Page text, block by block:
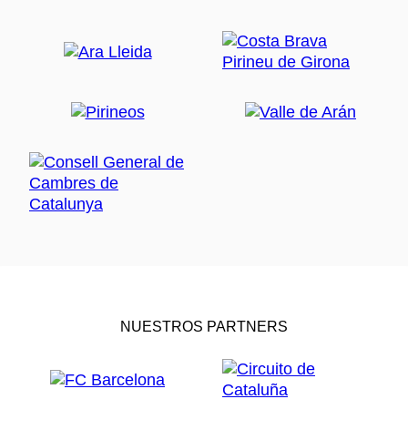
NUESTROS PARTNERS